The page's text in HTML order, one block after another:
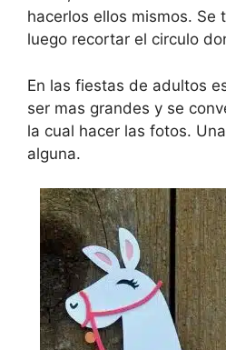
hacerlos ellos mismos. Se
luego recortar el circulo
En las fiestas de adultos
ser mas grandes y se
la cual hacer las fotos.
alguna.